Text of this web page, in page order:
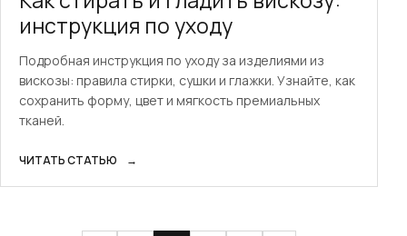
инструкция по уходу
Подробная инструкция по уходу за изделиями из
вискозы: правила стирки, сушки и глажки. Узнайте, как
сохранить форму, цвет и мягкость премиальных
тканей.
ЧИТАТЬ СТАТЬЮ →